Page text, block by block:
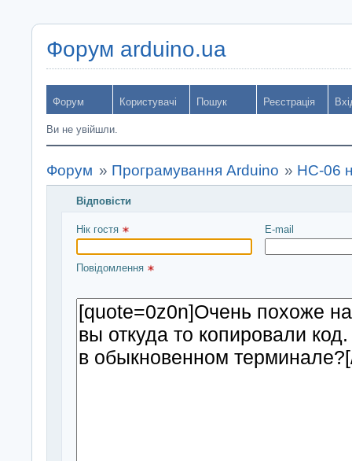
Форум arduino.ua
Форум Користувачі Пошук Реєстрація
Ви не увійшли.
Форум » Програмування Arduino » HC-06
Відповісти
Введіть повідомлення і натисніть Надіслати
Нік гостя E-mail
Повідомлення